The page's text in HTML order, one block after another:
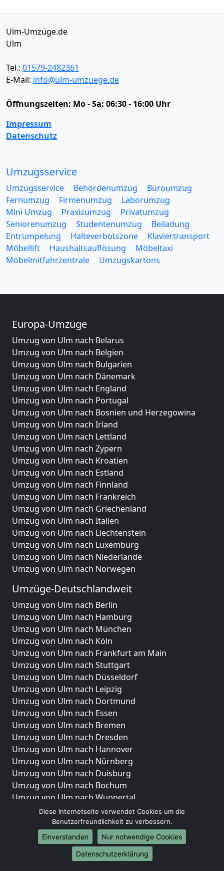
Ulm-Umzüge.de
Ulm
Tel.: 01579-2482361
E-Mail: info@ulm-umzuege.de
Öffnungszeiten: Mo - Sa: 06:30 - 16:00 Uhr
Impressum
Datenschutz
Umzugsservice
Umzugsservice Behördenumzug
Büroumzug
Fernumzug
Firmenumzug
Laborumzug
Mini Umzug
Praxisumzug
Privatumzug
Seniorenumzug
Studentenumzug
Beiladung
Entrümpelung
Halteverbotszone
Klaviertransport
Möbellift
Haushaltsauflösung
Möbeltaxi
Möbelmitfahrzentrale
Umzugskartons
Europa-Umzüge
Umzug von Ulm nach Belarus
Umzug von Ulm nach Belgien
Umzug von Ulm nach Bulgarien
Umzug von Ulm nach Dänemark
Umzug von Ulm nach England
Umzug von Ulm nach Portugal
Umzug von Ulm nach Bosnien und Herzegowina
Umzug von Ulm nach Irland
Umzug von Ulm nach Lettland
Umzug von Ulm nach Zypern
Umzug von Ulm nach Kroatien
Umzug von Ulm nach Estland
Umzug von Ulm nach Finnland
Umzug von Ulm nach Frankreich
Umzug von Ulm nach Griechenland
Umzug von Ulm nach Italien
Umzug von Ulm nach Liechtenstein
Umzug von Ulm nach Luxemburg
Umzug von Ulm nach Niederlande
Umzug von Ulm nach Norwegen
Umzüge-Deutschlandweit
Umzug von Ulm nach Berlin
Umzug von Ulm nach Hamburg
Umzug von Ulm nach München
Umzug von Ulm nach Köln
Umzug von Ulm nach Frankfurt am Main
Umzug von Ulm nach Stuttgart
Umzug von Ulm nach Düsseldorf
Umzug von Ulm nach Leipzig
Umzug von Ulm nach Dortmund
Umzug von Ulm nach Essen
Umzug von Ulm nach Bremen
Umzug von Ulm nach Dresden
Umzug von Ulm nach Hannover
Umzug von Ulm nach Nürnberg
Umzug von Ulm nach Duisburg
Umzug von Ulm nach Bochum
Umzug von Ulm nach Wuppertal
Umzug von Ulm nach Bielefeld
Umzug von Ulm nach Bonn
Umzug von Ulm nach Münster
Internationale-Umzüge
Diese Internetseite verwendet Cookies um die
Benutzerfreundlichkeit zu verbessern.
Einverstanden
Nur notwendige Cookies
Datenschutzerklärung